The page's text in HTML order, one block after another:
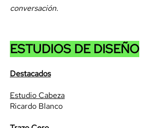
conversación.
ESTUDIOS DE DISEÑO
Destacados
Estudio Cabeza
Ricardo Blanco